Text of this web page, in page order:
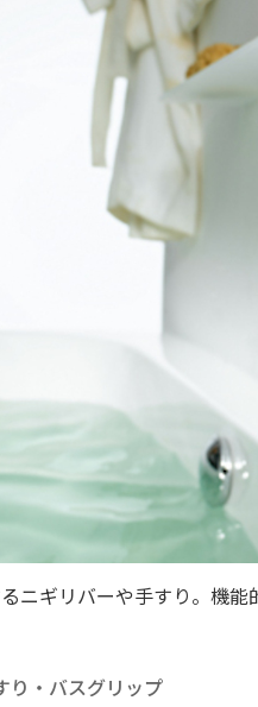
ニギリバーや手すり。機能
り・バスグリップ